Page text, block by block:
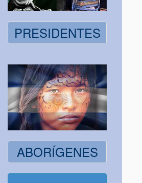
PRESIDENTES
ABORÍGENES